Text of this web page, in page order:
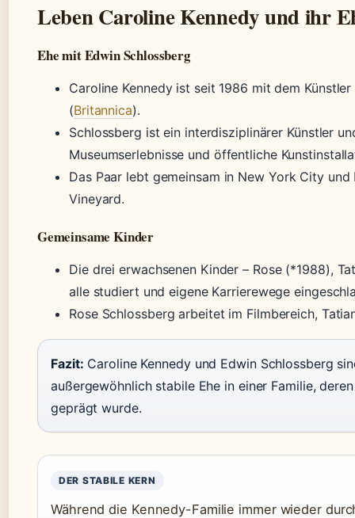
Leben Caroline Kennedy und ihr
Ehe mit Edwin Schlossberg
Caroline Kennedy ist seit 1986 mit dem
(Britannica).
Schlossberg ist ein interdisziplinärer Künstler
Museumserlebnisse und öffentliche
Das Paar lebt gemeinsam in New York City
Vineyard.
Gemeinsame Kinder
Die drei erwachsenen Kinder – Rose (*1988),
alle studiert und eigene Karrierewege
Rose Schlossberg arbeitet im Filmbereich,
Fazit: Caroline Kennedy und Edwin Schlossberg
außergewöhnlich stabile Ehe in einer Familie,
geprägt wurde.
DER STABILE KERN
Während die Kennedy-Familie immer wieder